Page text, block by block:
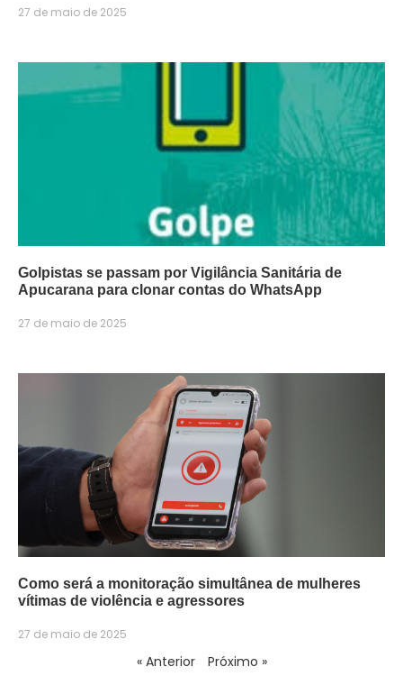
27 de maio de 2025
Golpistas se passam por Vigilância Sanitária de
Apucarana para clonar contas do WhatsApp
27 de maio de 2025
Como será a monitoração simultânea de mulheres
vítimas de violência e agressores
27 de maio de 2025
« Anterior Próximo »